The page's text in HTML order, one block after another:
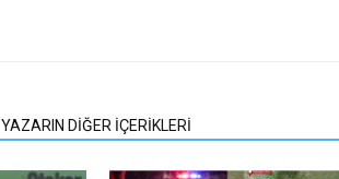
YAZARIN DİĞER İÇERİKLERİ